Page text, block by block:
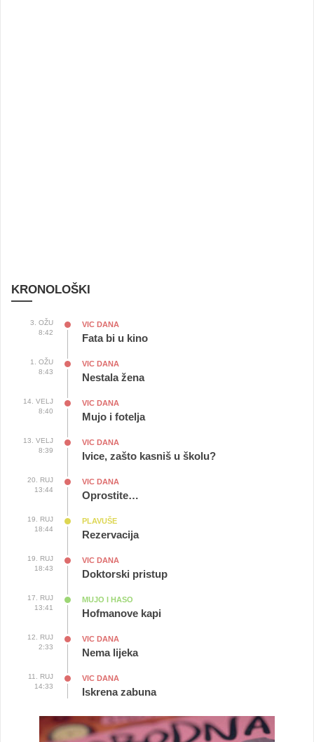
KRONOLOŠKI
3. OŽU
8:42
VIC DANA
Fata bi u kino
1. OŽU
8:43
VIC DANA
Nestala žena
14. VELJ
8:40
VIC DANA
Mujo i fotelja
13. VELJ
8:39
VIC DANA
Ivice, zašto kasniš u školu?
20. RUJ
13:44
VIC DANA
Oprostite…
19. RUJ
18:44
PLAVUŠE
Rezervacija
19. RUJ
18:43
VIC DANA
Doktorski pristup
17. RUJ
13:41
MUJO I HASO
Hofmanove kapi
12. RUJ
2:33
VIC DANA
Nema lijeka
11. RUJ
14:33
VIC DANA
Iskrena zabuna